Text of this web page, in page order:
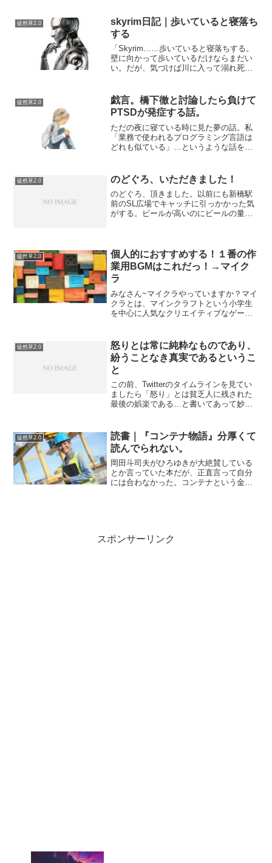
徒然草2.0
skyrim日記｜歩いていると寝落ち
する
「Skyrim……歩いていると寝落ちする。
壁に向かって歩いているだけならまだい
い。だが、気づけば川に入って溺れ死
に慣れると、普通のゲームが物足りなく
なる。もしかすると人...
徒然草2.0
戯言。橋下徹と討論したら負けて
PTSDが発症する話。
ただの夜に寝ている時に見た夢の話。私
「業務で使われるプログラミング言語は
どれも似ている」…というような話をな
ら、１つプログラミング言語を覚えれば
複数の言語を理解するのは容...
徒然草2.0 のどぐろ、いただきました！
のどぐろ、頂きました。以前にも新橋駅
前のSL広場でキャッチに引っかかった気
がする。ビールが高いのにビールの量が
徒然草2.0
個人的におすすめする！１番の作
業用BGMはこれだっ！→マイク
ラ
みなさん~マイクラやっていますか？マイ
クラとは、マインクラフトという小学生
を中心に人気なクリエイティブなゲーム
と、人生が潰えるまでブランチマイニン
グしてしまうか巨大造形物...
徒然草2.0
怒りとは常に純粋なものであり、
紛うことなき真実であるというこ
と
この前、Twitterのタイムラインを見てい
ましたら「怒り」とは貧乏人に残された
最後の娯楽である…と書いてあって妙に
と、書いている当人の怒りが背後にある
ことが多いです。...
徒然草2.0
読書｜『コンテナ物語』分厚くて
読んでられない。
岡田斗司夫がひろゆきが大絶賛している
とか言っていた本だが、正直言って自分
には合わなかった。コンテナという金属
スポンサーリンク